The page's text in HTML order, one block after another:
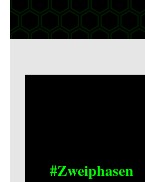
#Zweiphasen